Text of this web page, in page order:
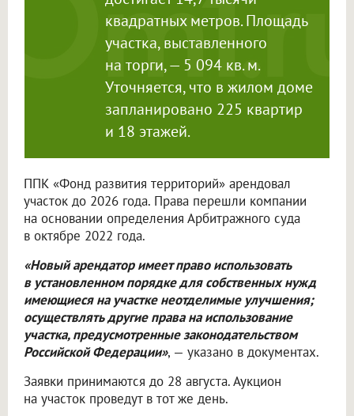
квадратных метров. Площадь
участка, выставленного
на торги, — 5 094 кв. м.
Уточняется, что в жилом доме
запланировано 225 квартир
и 18 этажей.
ППК «Фонд развития территорий» арендовал
участок до 2026 года. Права перешли компании
на основании определения Арбитражного суда
в октябре 2022 года.
«Новый арендатор имеет право использовать
в установленном порядке для собственных нужд
имеющиеся на участке неотделимые улучшения;
осуществлять другие права на использование
участка, предусмотренные законодательством
Российской Федерации», — указано в документах.
Заявки принимаются до 28 августа. Аукцион
на участок проведут в тот же день.